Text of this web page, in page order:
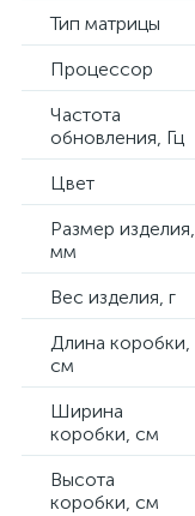
Тип матрицы
Процессор
Частота
обновления, Гц
Цвет
Размер изделия,
мм
Вес изделия, г
Длина коробки,
см
Ширина
коробки, см
Высота
коробки, см